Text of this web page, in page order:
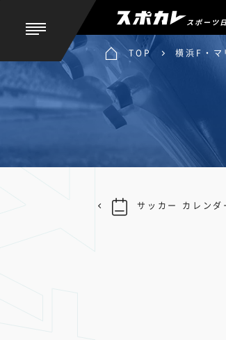
スポーツ
TOP 横浜F・
サッカー カレンダ